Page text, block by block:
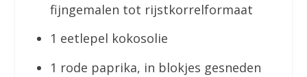
fijngemalen tot rijstkorrelformaat
1 eetlepel kokosolie
1 rode paprika, in blokjes gesneden